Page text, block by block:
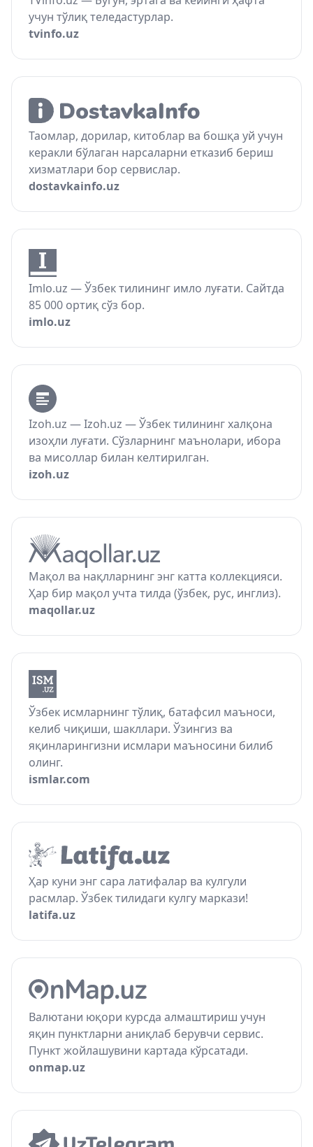
учун тўлиқ теледастурлар.
tvinfo.uz
Таомлар, дорилар, китоблар ва бошқа уй учун
керакли бўлаган нарсаларни етказиб бериш
хизматлари бор сервислар.
dostavkainfo.uz
Imlo.uz — Ўзбек тилининг имло луғати. Сайтда
85 000 ортиқ сўз бор.
imlo.uz
Izoh.uz — Izoh.uz — Ўзбек тилининг халқона
изоҳли луғати. Сўзларнинг маънолари, ибора
ва мисоллар билан келтирилган.
izoh.uz
Мақол ва нақлларнинг энг катта коллекцияси.
Ҳар бир мақол учта тилда (ўзбек, рус, инглиз).
maqollar.uz
Ўзбек исмларнинг тўлиқ, батафсил маъноси,
келиб чиқиши, шакллари. Ўзингиз ва
яқинларингизни исмлари маъносини билиб
олинг.
ismlar.com
Ҳар куни энг сара латифалар ва кулгули
расмлар. Ўзбек тилидаги кулгу маркази!
latifa.uz
Валютани юқори курсда алмаштириш учун
яқин пунктларни аниқлаб берувчи сервис.
Пункт жойлашувини картада кўрсатади.
onmap.uz